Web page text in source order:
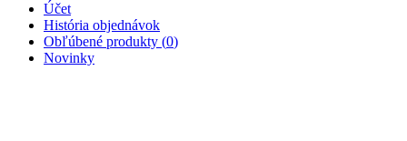
Účet
História objednávok
Obľúbené produkty (0)
Novinky